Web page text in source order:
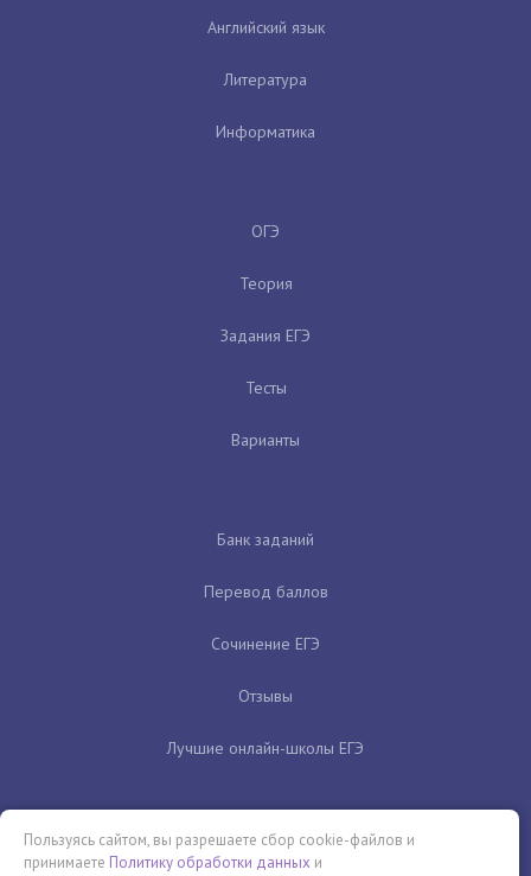
Английский язык
Литература
Информатика
ОГЭ
Теория
Задания ЕГЭ
Тесты
Варианты
Банк заданий
Перевод баллов
Сочинение ЕГЭ
Отзывы
Лучшие онлайн-школы ЕГЭ
Пользуясь сайтом, вы разрешаете сбор cookie-файлов и
принимаете Политику обработки данных и